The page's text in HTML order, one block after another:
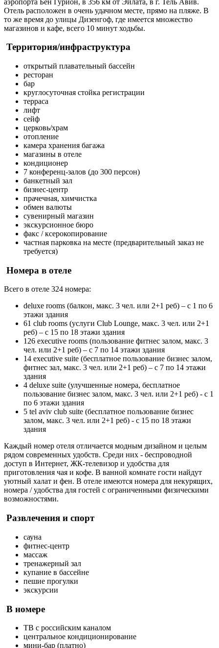
Отель расположен в очень удачном месте, прямо на пляже. В
то же время до улицы Дизенгоф, где имеется множество
магазинов и кафе, всего 10 минут ходьбы.
Территория/инфраструктура
открытый плавательный бассейн
ресторан
бар
круглосуточная стойка регистрации
терраса
лифт
сейф
церковь/храм
отопление
камера хранения багажа
магазины в отеле
кондиционер
7 конференц-залов (до 300 персон)
банкетный зал
бизнес-центр
прачечная, химчистка
обмен валюты
сувенирный магазин
экскурсионное бюро
факс / ксерокопирование
частная парковка на месте (предварительный заказ не
требуется)
Номера в отеле
Всего в отеле 324 номера:
deluxe rooms (балкон, макс. 3 чел. или 2+1 реб) – с 1 по 6
этажи здания
61 club rooms (услуги Club Lounge, макс. 3 чел. или 2+1
реб) – с 15 по 18 этажи здания
126 executive rooms (пользование фитнес залом, макс. 3
чел. или 2+1 реб) – с 7 по 14 этажи здания
14 executive suite (бесплатное пользование бизнес залом,
фитнес зал, макс. 3 чел. или 2+1 реб) – с 7 по 14 этажи
здания
4 deluxe suite (улучшенные номера, бесплатное
пользование бизнес залом, макс. 3 чел. или 2+1 реб) - с 1
по 6 этажи здания
5 tel aviv club suite (бесплатное пользование бизнес
залом, макс. 3 чел. или 2+1 реб) - с 15 по 18 этажи
здания
Каждый номер отеля отличается модным дизайном и целым
рядом современных удобств. Среди них - беспроводной
доступ в Интернет, ЖК-телевизор и удобства для
приготовления чая и кофе. В ванной комнате гости найдут
уютный халат и фен. В отеле имеются номера для некурящих,
номера / удобства для гостей с ограниченными физическими
возможностями.
Развлечения и спорт
сауна
фитнес-центр
массаж
тренажерный зал
купание в бассейне
пешие прогулки
экскурсии
В номере
ТВ с российским каналом
центральное кондиционирование
мини-бар (платно)